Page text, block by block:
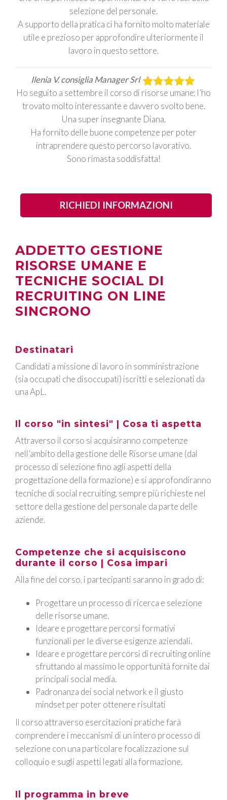
RICHIEDI INFORMAZIONI
ADDETTO GESTIONE
RISORSE UMANE E
TECNICHE SOCIAL DI
RECRUITING ON LINE
SINCRONO
Destinatari
Candidati a missione di lavoro in somministrazione
(sia occupati che disoccupati) iscritti e selezionati da
una ApL.
Il corso "in sintesi" | Cosa ti aspetta
Attraverso il corso si acquisiranno competenze
nell’ambito della gestione delle Risorse umane (dal
processo di selezione fino agli aspetti della
progettazione della formazione) e si approfondiranno
tecniche di social recruiting, sempre più richieste nel
settore della gestione del personale da parte delle
aziende.
Competenze che si acquisiscono
durante il corso | Cosa impari
Alla fine del corso, i partecipanti saranno in grado di:
Progettare un processo di ricerca e selezione
delle risorse umane.
Ideare e progettare percorsi formativi
funzionali per le diverse esigenze aziendali.
Ideare e progettare percorsi di recruiting online
sfruttando al massimo le opportunità fornite dai
principali social media.
Padronanza dei social network e il giusto
mindset per poter ottenere risultati
Il corso attraverso esercitazioni pratiche farà
comprendere i meccanismi di un intero processo di
selezione con una particolare focalizzazione sul
colloquio e sugli aspetti legati alla formazione.
Il programma in breve
selezione del personale.
A supporto della pratica ci ha fornito molto materiale
utile e prezioso per approfondire ulteriormente il
lavoro in questo settore.
Ilenia V. consiglia Manager Srl
Ho seguito a settembre il corso di risorse umane; l’ho
trovato molto interessante e davvero svolto bene.
Una super insegnante Diana.
Ha fornito delle buone competenze per poter
intraprendere questo percorso lavorativo.
Sono rimasta soddisfatta!